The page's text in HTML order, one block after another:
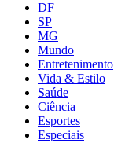
DF
SP
MG
Mundo
Entretenimento
Vida & Estilo
Saúde
Ciência
Esportes
Especiais